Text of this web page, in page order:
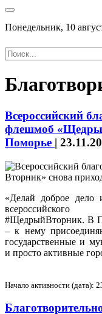
Понедельник, 10
Всероссийский
флешмоб
Поморье |
«Делай доброе дело
всероссийского
#ЩедрыйВторник. В
– к нему
государственные и
и просто активные
Начало активности (дата):